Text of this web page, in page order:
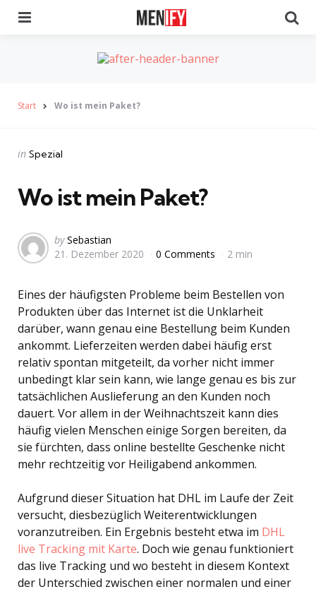
Start Wo ist mein Paket?
Categories
Posted
in Spezial
Wo ist mein Paket?
Posted
by
by Sebastian
21. Dezember 2020
0 Comments 2 min
Eines der häufigsten Probleme beim Bestellen von
Produkten über das Internet ist die Unklarheit
darüber, wann genau eine Bestellung beim Kunden
ankommt. Lieferzeiten werden dabei häufig erst
relativ spontan mitgeteilt, da vorher nicht immer
unbedingt klar sein kann, wie lange genau es bis zur
tatsächlichen Auslieferung an den Kunden noch
dauert. Vor allem in der Weihnachtszeit kann dies
häufig vielen Menschen einige Sorgen bereiten, da
sie fürchten, dass online bestellte Geschenke nicht
mehr rechtzeitig vor Heiligabend ankommen.
Aufgrund dieser Situation hat DHL im Laufe der Zeit
versucht, diesbezüglich Weiterentwicklungen
voranzutreiben. Ein Ergebnis besteht etwa im DHL
live Tracking mit Karte. Doch wie genau funktioniert
das live Tracking und wo besteht in diesem Kontext
der Unterschied zwischen einer normalen und einer